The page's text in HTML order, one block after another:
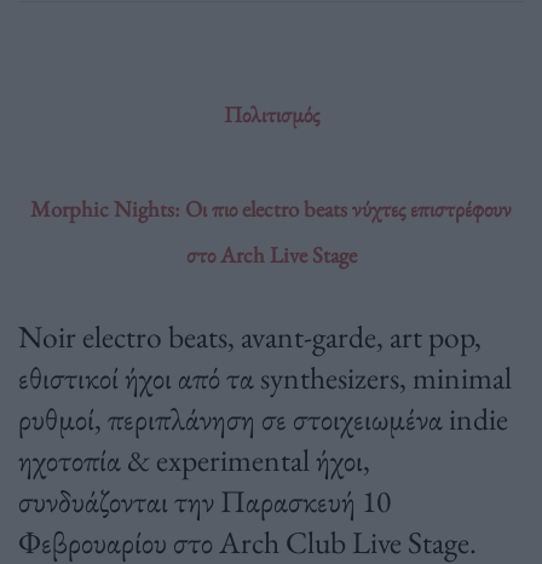
Πολιτισμός
Morphic Nights: Οι πιο electro beats νύχτες επιστρέφουν
στο Arch Live Stage
Noir electro beats, avant-garde, art pop,
εθιστικοί ήχοι από τα synthesizers, minimal
ρυθμοί, περιπλάνηση σε στοιχειωμένα indie
ηχοτοπία & experimental ήχοι,
συνδυάζονται την Παρασκευή 10
Φεβρουαρίου στο Arch Club Live Stage.